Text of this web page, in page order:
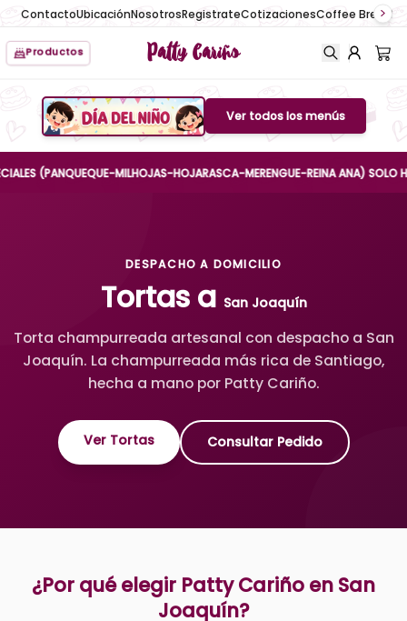
ContactoUbicaciónNosotrosRegistrateCotizacionesCoffee Break
Productos Patty Cariño
Boton de menu
Ver todos los menús
(PANQUEQUE-MILHOJAS-HOJARASCA-MERENGUE-REINA ANA) SOLO HASTA
DESPACHO A DOMICILIO
Tortas a San Joaquín
Torta champurreada artesanal con despacho a San
Joaquín. La champurreada más rica de Santiago,
hecha a mano por Patty Cariño.
Ver Tortas Consultar Pedido
¿Por qué elegir Patty Cariño en San
Joaquín?